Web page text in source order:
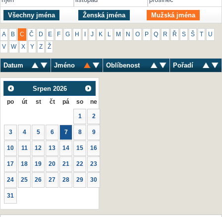
Všechny jména Ženská jména Mužská jména
A B C Č D E F G H J K M N O P Q R Ř S Š U
V W X Y Z Ž
Datum Jméno Oblíbenost Pořadí
Srpen 2026
po út st čt pá so ne
1 2
3 4 5 6 7 8 9
10 11 12 13 14 15 16
17 18 19 20 21 22 23
24 25 26 27 28 29 30
31